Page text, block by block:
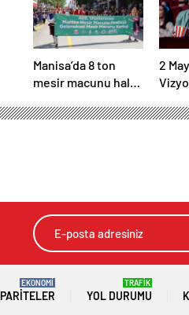
Manisa’da 8 ton
mesir macunu halka
2
PARITELER
EKONOMİ
YOL DURUMU
TRAFİK